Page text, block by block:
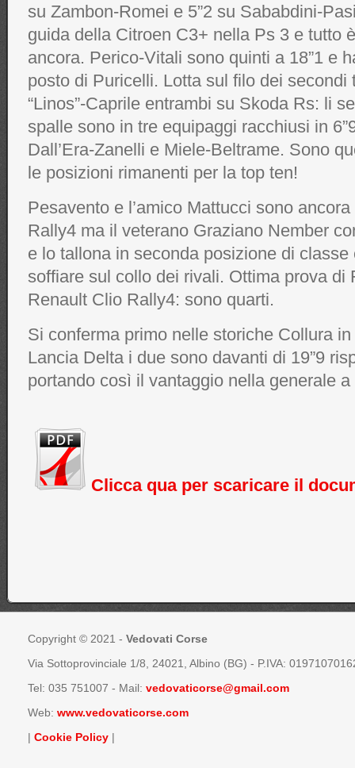
su Zambon-Romei e 5”2 su Sababdini-
guida della Citroen C3+ nella Ps 3 e tutto
ancora. Perico-Vitali sono quinti a 18”1 e
posto di Puricelli. Lotta sul filo dei secondi
“Linos”-Caprile entrambi su Skoda Rs: li
spalle sono in tre equipaggi racchiusi in
Dall’Era-Zanelli e Miele-Beltrame. Sono
le posizioni rimanenti per la top ten!
Pesavento e l’amico Mattucci sono
Rally4 ma il veterano Graziano Nember
e lo tallona in seconda posizione di
soffiare sul collo dei rivali. Ottima prova di
Renault Clio Rally4: sono quarti.
Si conferma primo nelle storiche Collura
Lancia Delta i due sono davanti di 19”9
portando così il vantaggio nella generale a
Clicca qua per scaricare il
Copyright © 2021 - Vedovati Corse
Via Sottoprovinciale 1/8, 24021, Albino (BG) - P.IVA:
Tel: 035 751007 - Mail: vedovaticorse@gmail.com
Web: www.vedovaticorse.com
| Cookie Policy |